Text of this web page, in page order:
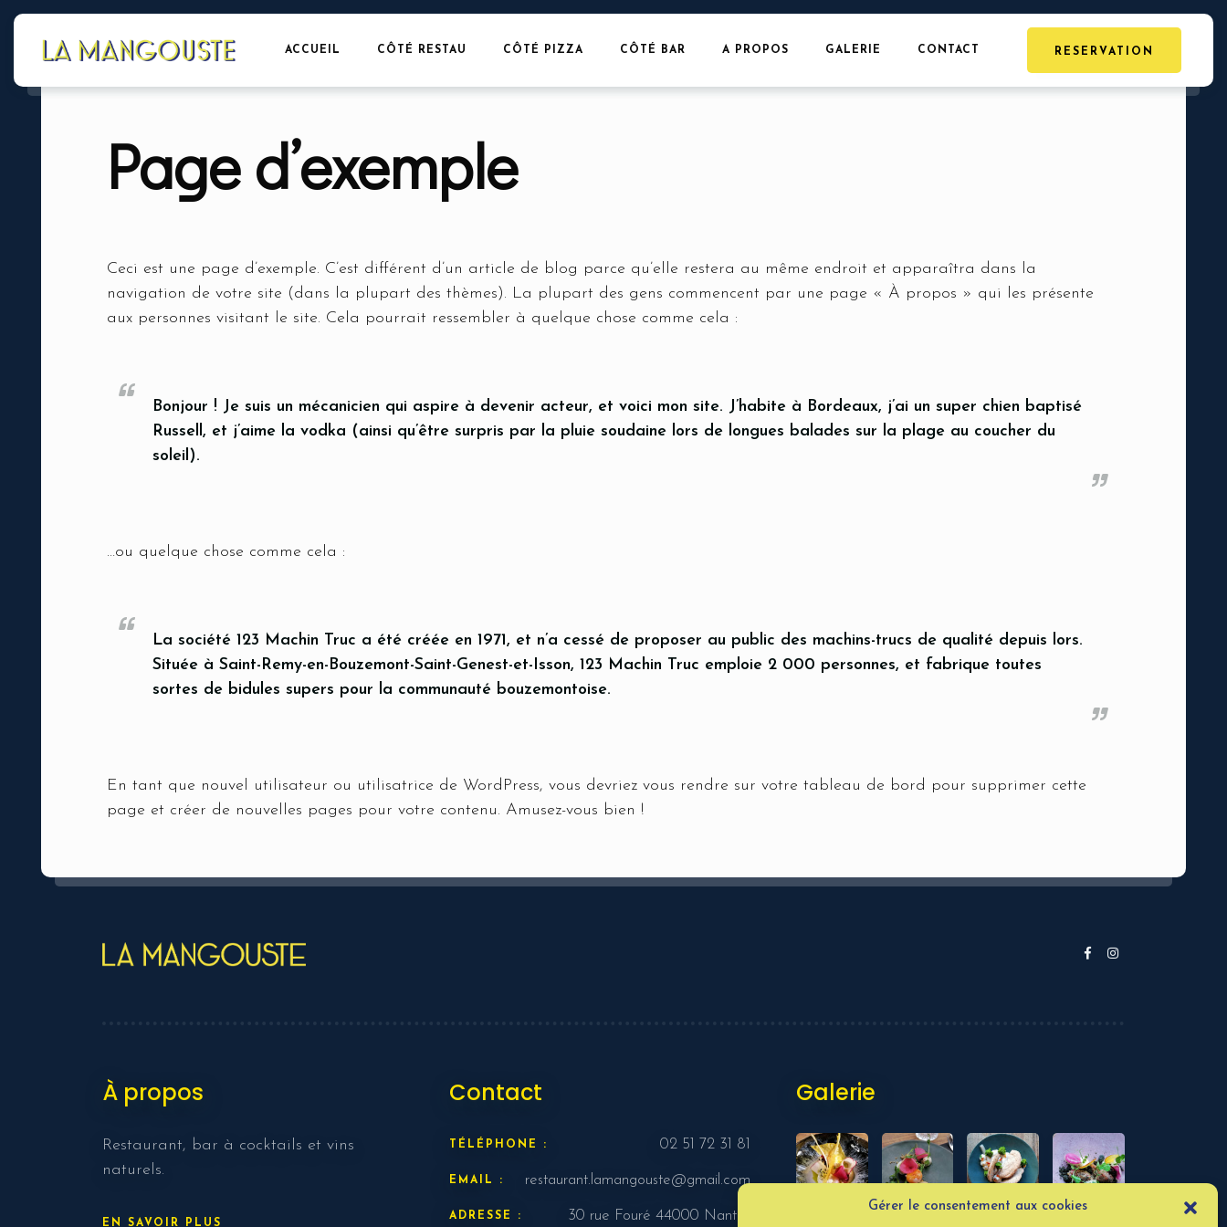
Gérer le consentement aux cookies
ACCUEIL CÔTÉ RESTAU CÔTÉ PIZZA CÔTÉ BAR A PROPOS GALERIE CONTACT RESERVATION
Page d’exemple
Ceci est une page d’exemple. C’est différent d’un article de blog parce qu’elle restera au même endroit et apparaîtra dans la
navigation de votre site (dans la plupart des thèmes). La plupart des gens commencent par une page « À propos » qui les présente
aux personnes visitant le site. Cela pourrait ressembler à quelque chose comme cela :
Bonjour ! Je suis un mécanicien qui aspire à devenir acteur, et voici mon site. J’habite à Bordeaux, j’ai un super chien baptisé
Russell, et j’aime la vodka (ainsi qu’être surpris par la pluie soudaine lors de longues balades sur la plage au coucher du
soleil).
…ou quelque chose comme cela :
La société 123 Machin Truc a été créée en 1971, et n’a cessé de proposer au public des machins-trucs de qualité depuis lors.
Située à Saint-Remy-en-Bouzemont-Saint-Genest-et-Isson, 123 Machin Truc emploie 2 000 personnes, et fabrique toutes
sortes de bidules supers pour la communauté bouzemontoise.
En tant que nouvel utilisateur ou utilisatrice de WordPress, vous devriez vous rendre sur votre tableau de bord pour supprimer cette
page et créer de nouvelles pages pour votre contenu. Amusez-vous bien !
À propos
Restaurant, bar à cocktails et vins
naturels.
EN SAVOIR PLUS
Contact
TÉLÉPHONE : 02 51 72 31 81
EMAIL : restaurant.lamangouste@gmail.com
ADRESSE : 30 rue Fouré 44000 Nantes
Galerie
Ma réservation
Nbr. de personne